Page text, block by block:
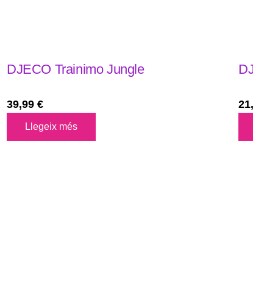
DJECO Trainimo Jungle
39,99 €
Llegeix més